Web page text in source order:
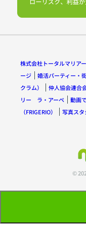
株式会社トータルマリア
ージ
婚活パーティー・
クラム）
仲人協会連合
リー ラ・アーペ
動画
（FRIGERIO）
写真ス
©